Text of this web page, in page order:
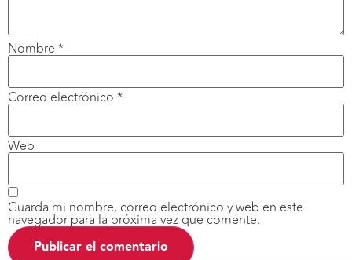
Nombre *
Correo electrónico *
Web
Guarda mi nombre, correo electrónico y web en este
navegador para la próxima vez que comente.